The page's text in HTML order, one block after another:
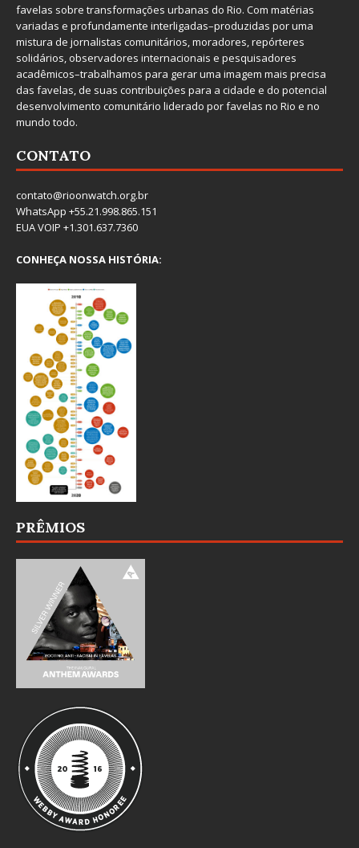
favelas sobre transformações urbanas do Rio. Com matérias
variadas e profundamente interligadas–produzidas por uma
mistura de jornalistas comunitários, moradores, repórteres
solidários, observadores internacionais e pesquisadores
acadêmicos–trabalhamos para gerar uma imagem mais precisa
das favelas, de suas contribuições para a cidade e do potencial
desenvolvimento comunitário liderado por favelas no Rio e no
mundo todo.
CONTATO
contato@rioonwatch.org.br
WhatsApp +55.21.998.865.151
EUA VOIP +1.301.637.7360
CONHEÇA NOSSA HISTÓRIA:
PRÊMIOS